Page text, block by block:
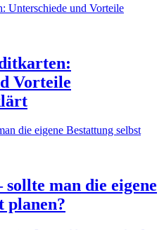
Vorteile
man die eigene
planen?